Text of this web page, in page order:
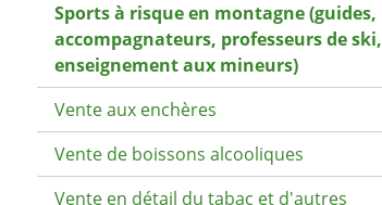
Sports à risque en montagne (guides,
accompagnateurs, professeurs de ski,
enseignement aux mineurs)
Vente aux enchères
Vente de boissons alcooliques
Vente en détail du tabac et d'autres